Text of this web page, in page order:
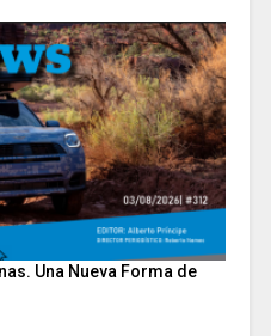
Una Nueva Forma de